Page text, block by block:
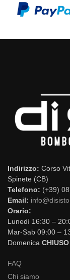
Indirizzo: Corso
Spinete (CB)
Telefono: (+39)
Email:
Orario:
Lunedì 16:30 –
Mar-Sab 09:00 –
Domenica CHIUSO
FAQ
Chi siamo